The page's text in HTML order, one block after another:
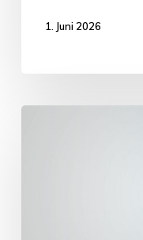
1. Juni 2026